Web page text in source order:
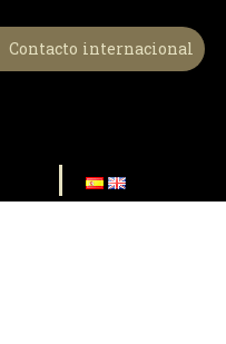
Contacto internacional